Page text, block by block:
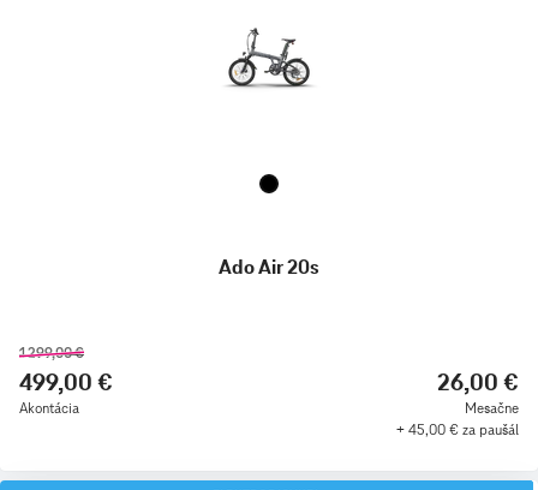
Ado Air 20s
1 299,00 €
499,00 €
Akontácia
26,00 €
Mesačne
+ 45,00 € za paušál